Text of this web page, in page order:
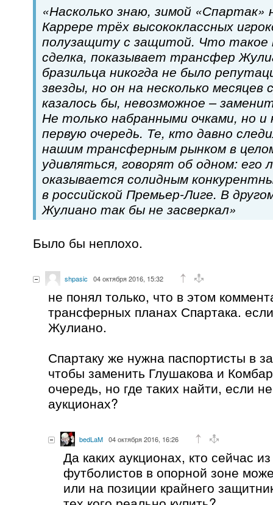
«Насколько знаю, зимой «Спартак»
Каррере трёх высококлассных
полузащиту с защитой. Что такое
сделка, показывает трансфер
бразильца никогда не было
звезды, но он на несколько месяцев
казалось бы, невозможное –
Не только набранными очками, но и
первую очередь. Те, кто давно
нашим трансферным рынком в
удивляться, говорят об одном: его
оказывается солидным
в российской Премьер-Лиге. В
Жулиано так бы не засверкал»
Было бы неплохо.
shpasic 04 октября 2016, 15:32
не понял только, что в этом
трансферных планах Спартака.
Жулиано.
Спартаку же нужна паспортисты в
чтобы заменить Глушакова и
очередь, но где таких найти, если
аукционах?
bedLaM 04 октября 2016, 16:26
Да каких аукционах, кто сейчас
футболистов в опорной зоне
или на позиции крайнего